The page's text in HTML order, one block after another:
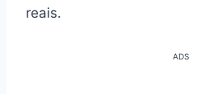
reais.
ADS